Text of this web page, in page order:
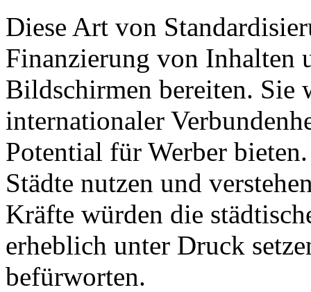
Diese Art von
Finanzierung von Inhalten
Bildschirmen bereiten. Sie
internationaler
Potential für Werber
Städte nutzen und
Kräfte würden die
erheblich unter Druck
befürworten.